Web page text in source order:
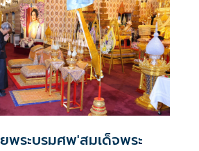
พระบรมศพ'สมเด็จพระ